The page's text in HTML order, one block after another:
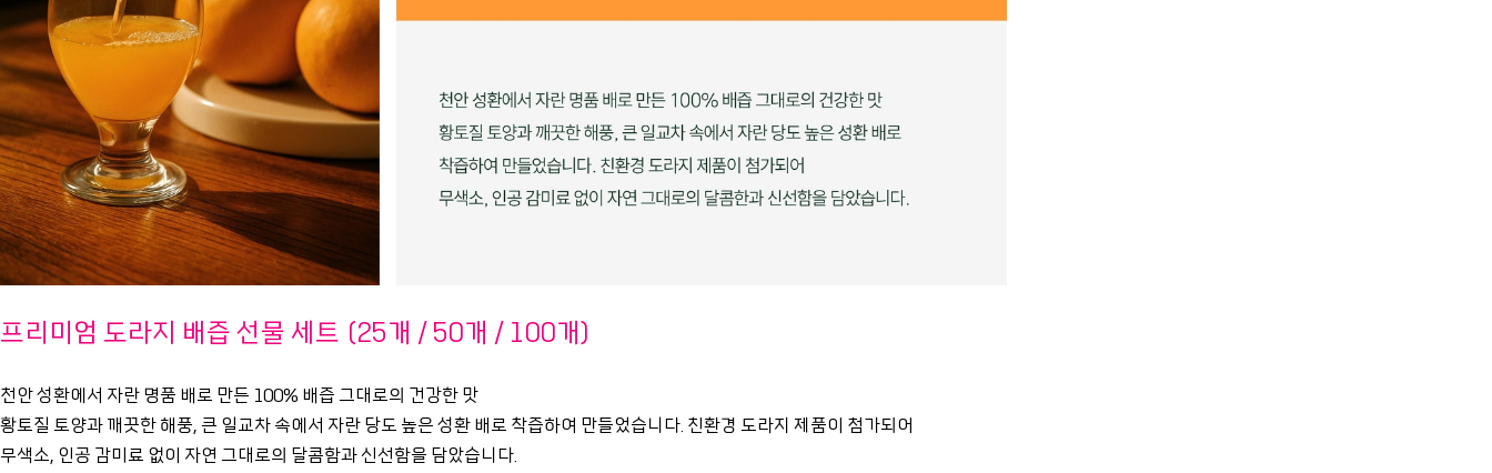
프리미엄 도라지 배즙 선물 세트 (25개 / 50개 / 100개)
천안 성환에서 자란 명품 배로 만든 100% 배즙 그대로의 건강한 맛
황토질 토양과 깨끗한 해풍, 큰 일교차 속에서 자란 당도 높은 성환 배로 착즙하여 만들었습니다. 친환경 도라지 제품이 첨가되어
무색소, 인공 감미료 없이 자연 그대로의 달콤함과 신선함을 담았습니다.